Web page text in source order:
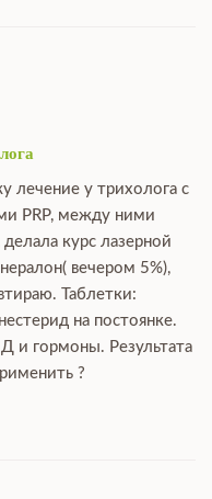
лечение у трихолога с
PRP, между ними
курс лазерной
вечером 5%),
Таблетки:
на постоянке.
и гормоны. Результата
?